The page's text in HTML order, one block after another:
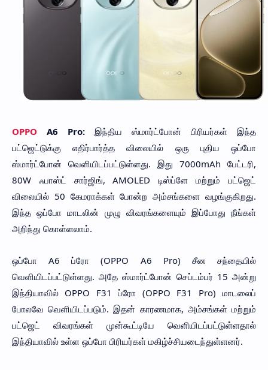
OPPO A6 Pro: இந்திய ஸ்மார்ட்போன் பிரியர்கள் இந்த
பட்ஜெட்டுக்கு எதிர்பார்த்த விலையில் ஒரு புதிய ஒப்போ
ஸ்மார்ட்போன் வெளியிடப்பட்டுள்ளது. இது 7000mAh பேட்டரி,
80W ஃபாஸ்ட் சார்ஜிங், AMOLED டிஸ்ப்ளே மற்றும் பட்ஜெட்
விலையில் 50 கேமராக்கள் போன்ற அம்சங்களை வழங்குகிறது.
இந்த ஒப்போ மாடலின் முழு விவரங்களையும் இப்போது நீங்கள்
அறிந்து கொள்ளலாம்.
ஒப்போ A6 ப்ரோ (OPPO A6 Pro) சீன சந்தையில்
வெளியிடப்பட்டுள்ளது. அதே ஸ்மார்ட்போன் செப்டம்பர் 15 அன்று
இந்தியாவில் OPPO F31 ப்ரோ (OPPO F31 Pro) மாடலைப்
போலவே வெளியிடப்படும். இதன் காரணமாக, அம்சங்கள் மற்றும்
பட்ஜெட் விவரங்கள் முன்கூட்டியே வெளியிடப்பட்டுள்ளதால்
இந்தியாவில் உள்ள ஒப்போ பிரியர்கள் மகிழ்ச்சியடைந்துள்ளனர்.